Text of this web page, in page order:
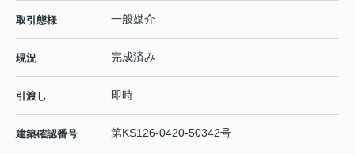
取引態様 一般媒介
現況 完成済み
引渡し 即時
建築確認番号 第KS126-0420-50342号